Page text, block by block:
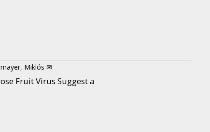
Miklós ✉
Fruit Virus Suggest a